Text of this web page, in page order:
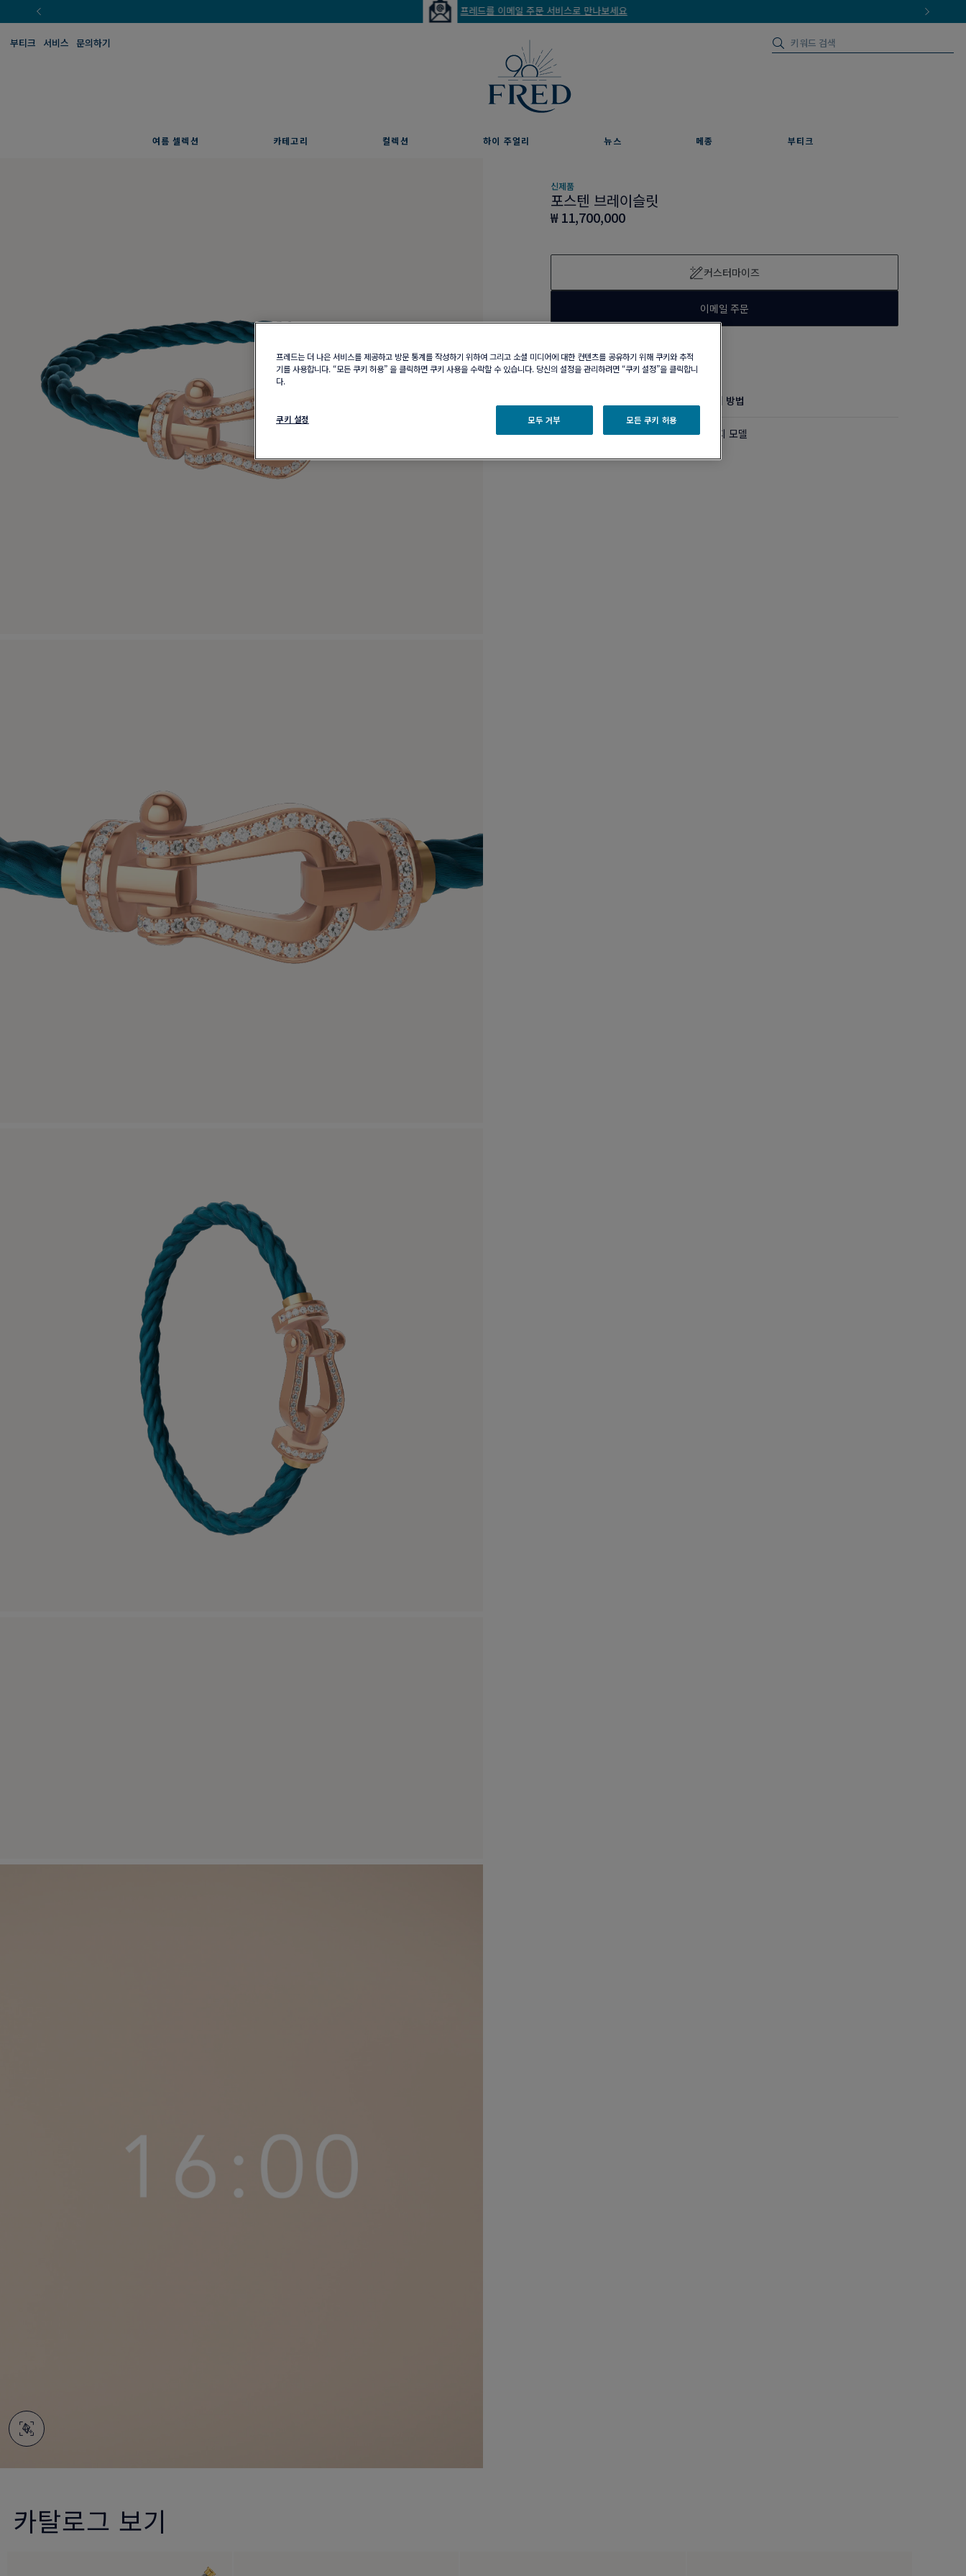
프레드를 이메일 주문 서비스로 만나보세요
부티크 서비스 문의하기
여름 셀렉션 카테고리 컬렉션 하이 주얼리 뉴스 메종 부티크
신제품
포스텐 브레이슬릿
₩ 11,700,000
커스터마이즈
이메일 주문
부티크 구매 가능 여부
제품 관리 방법
18K 핑크 골드 다이아몬드 파베 세팅 라지 모델
카탈로그 보기
프레드는 더 나은 서비스를 제공하고 방문 통계를 작성하기 위하여 그리고 소셜 미디어에 대한 컨텐츠를 공유하기 위해 쿠키와 추적
기를 사용합니다. “모든 쿠키 허용” 을 클릭하면 쿠키 사용을 수락할 수 있습니다. 당신의 설정을 관리하려면 “쿠키 설정”을 클릭합니
다.
쿠키 설정 모두 거부 모든 쿠키 허용